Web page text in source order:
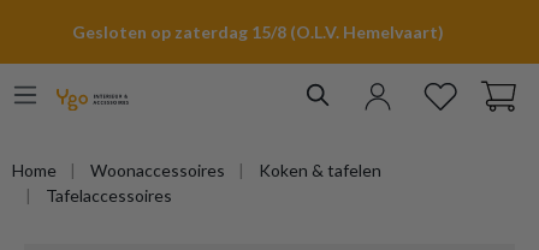
Gesloten op zaterdag 15/8 (O.L.V. Hemelvaart)
Home Woonaccessoires
Koken & tafelen
Tafelaccessoires